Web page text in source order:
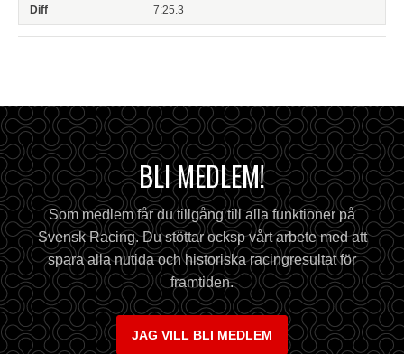
7:25.3
BLI MEDLEM!
Som medlem får du tillgång till alla funktioner på
Svensk Racing. Du stöttar ocksp vårt arbete med att
spara alla nutida och historiska racingresultat för
framtiden.
JAG VILL BLI MEDLEM